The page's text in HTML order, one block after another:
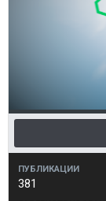
ПУБЛИКАЦИИ
381